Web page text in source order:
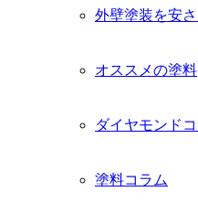
外壁塗装を安
オススメの塗料
ダイヤモンドコ
塗料コラム